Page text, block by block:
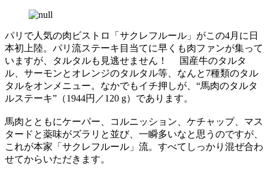
パリで人気の肉ビストロ「サクレフルール」がこの4月に日
本初上陸。パリ流ステーキ目当てに早くも肉ファンが集って
いますが、タルタルも見逃せません！ 国産牛のタルタ
ル、サーモンとオレンジのタルタル等、なんと7種類のタル
タルをオンメニュー。なかでもイチ押しが、“馬肉のタルタ
ルステーキ”（1944円／120 g）であります。
馬肉とともにケーパー、コルニッション、ケチャップ、マス
タードと薬味がズラリと並び、一瞬多いなと思うのですが、
これが本家「サクレフルール」流。すべてしっかり混ぜ合わ
せてからいただきます。